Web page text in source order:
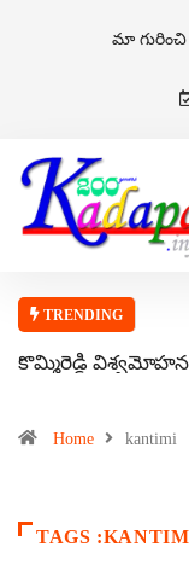
మా గురించి
TRENDING
కొమ్మిరెడ్డి
Home kantimi
TAGS